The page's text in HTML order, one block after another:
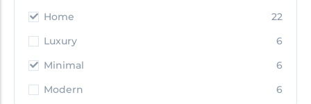
Home
22
Luxury
6
Minimal
6
Modern
6